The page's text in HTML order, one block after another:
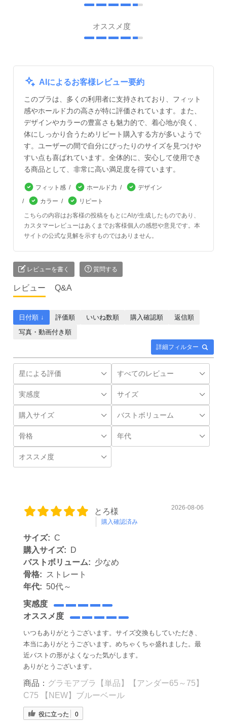
オススメ度
AIによるお客様レビュー要約
このブラは、多くの利用者に支持されており、フィット
感やホールド力の高さが特に評価されています。また、
デザインやカラーの豊富さも魅力的で、着心地が良く、
体にしっかり合うためリピート購入する方が多いようで
す。ユーザーの間で自分にぴったりのサイズを見つけや
すい点も喜ばれています。全体的に、安心して使用でき
る商品として、非常に高い満足度を得ています。
フィット感 ホールド力
デザイン
カラー
リピート
こちらの内容はお客様の投稿をもとにAIが生成したものであり、
カスタマーレビューはあくまでお客様個人の感想や意見です。本
サイトの公式な見解を示すものではありません。
レビューを書く 質問する
レビュー Q&A
詳細フィルター
日付順 ↓ 評価順 いいね数順 購入確認順
返信順
写真・動画付き順
とろ様
購入確認済み
2026-08-06
サイズ: C
購入サイズ:
D
バストボリューム: 少なめ
骨格:
ストレート
年代: 50代～
実感度
オススメ度
いつもありがとうございます。サイズ交換もしていただき、
本当にありがとうございます。めちゃくちゃ盛れました。最
近バストの形がよくなった気がします。
ありがとうございます。
商品： グラモアブラ【単品】【アンダー65～75】
C75 【NEW】ブルーベール
役に立った 0